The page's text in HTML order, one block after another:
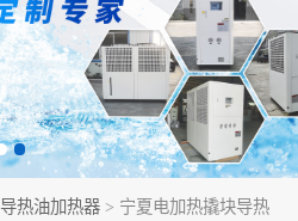
导热油加热器 > 宁夏电加热撬块导热
模温机